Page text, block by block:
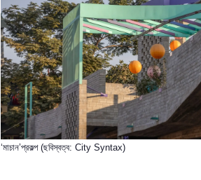
‘মাচান’প্রকল্প (ছবিস্বত্ব: City Syntax)